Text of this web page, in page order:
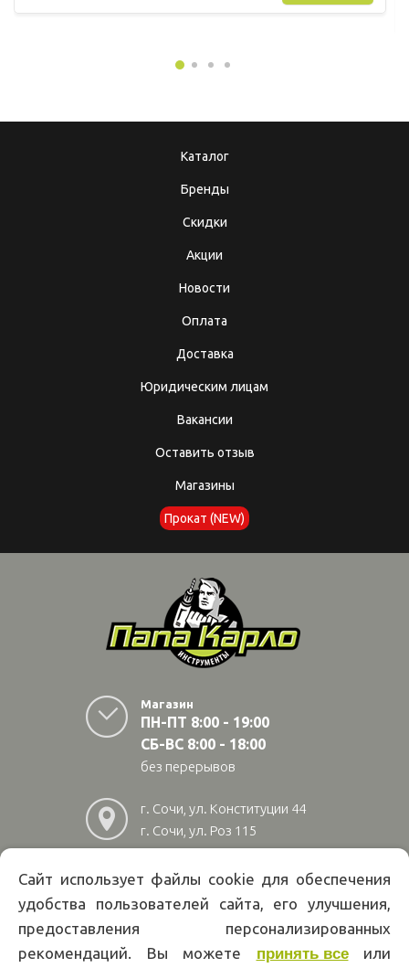
Каталог
Бренды
Скидки
Акции
Новости
Оплата
Доставка
Юридическим лицам
Вакансии
Оставить отзыв
Магазины
Прокат (NEW)
Магазин
ПН-ПТ 8:00 - 19:00
СБ-ВС 8:00 - 18:00
без перерывов
г. Сочи, ул. Конституции 44
г. Сочи, ул. Роз 115
г. Адлер, ул Авиационная
28/10
222 02 01
офертой. Указанные цены действуют только при оформлении заказа
Сайт использует файлы cookie для обеспечения
удобства пользователей сайта, его улучшения,
предоставления персонализированных
рекомендаций. Вы можете принять всеили